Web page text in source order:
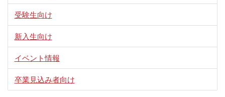
受験生向け
新入生向け
イベント情報
卒業見込み者向け